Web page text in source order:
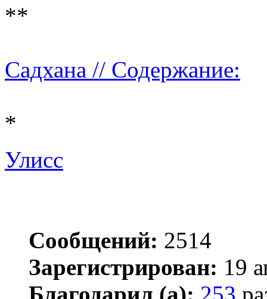
**
Садхана // Содержание:
*
Улисс
Сообщений: 2514
Зарегистрирован: 19